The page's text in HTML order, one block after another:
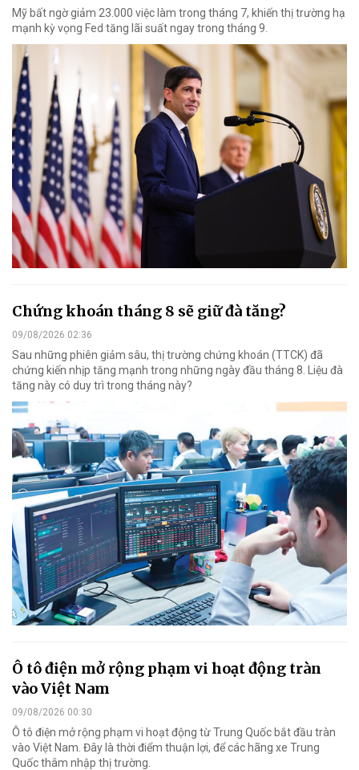
Mỹ bất ngờ giảm 23.000 việc làm trong tháng 7, khiến thị trường hạ
mạnh kỳ vọng Fed tăng lãi suất ngay trong tháng 9.
Chứng khoán tháng 8 sẽ giữ đà tăng?
09/08/2026 02:36
Sau những phiên giảm sâu, thị trường chứng khoán (TTCK) đã
chứng kiến nhịp tăng mạnh trong những ngày đầu tháng 8. Liệu đà
tăng này có duy trì trong tháng này?
Ô tô điện mở rộng phạm vi hoạt động tràn
vào Việt Nam
09/08/2026 00:30
Ô tô điện mở rộng phạm vi hoạt động từ Trung Quốc bắt đầu tràn
vào Việt Nam. Đây là thời điểm thuận lợi, để các hãng xe Trung
Quốc thâm nhập thị trường.